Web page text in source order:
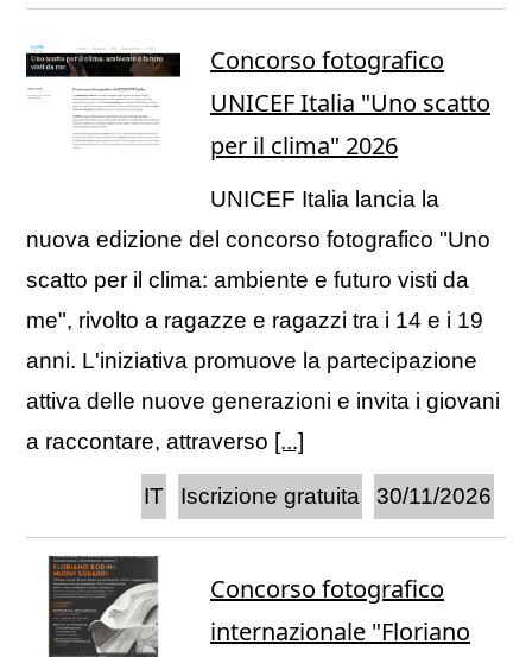
Concorso fotografico
UNICEF Italia "Uno scatto
per il clima" 2026
UNICEF Italia lancia la
nuova edizione del concorso fotografico "Uno
scatto per il clima: ambiente e futuro visti da
me", rivolto a ragazze e ragazzi tra i 14 e i 19
anni. L'iniziativa promuove la partecipazione
attiva delle nuove generazioni e invita i giovani
a raccontare, attraverso [...]
30/11/2026
Iscrizione gratuita
IT
Concorso fotografico
internazionale "Floriano